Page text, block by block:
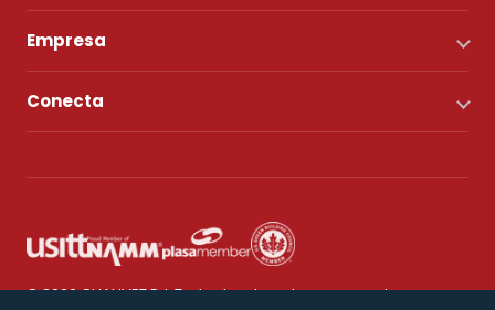
Empresa
Conecta
© 2026 CHAUVET DJ. Todos los derechos reservados.